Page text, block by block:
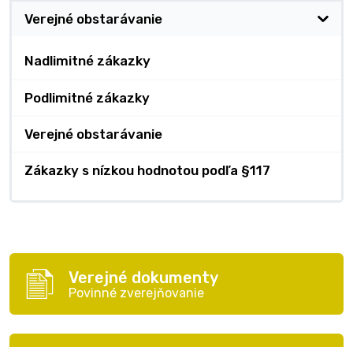
Verejné obstarávanie
Nadlimitné zákazky
Podlimitné zákazky
Verejné obstarávanie
Zákazky s nízkou hodnotou podľa §117
Verejné dokumenty
Povinné zverejňovanie